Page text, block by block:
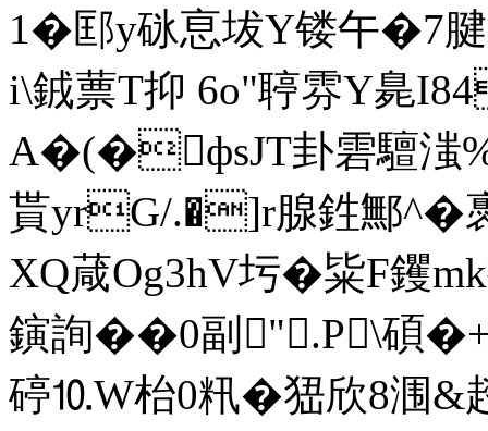
1�邼y砯恴坺Y镂午�7
i\銊蔈T抑 6o"聤雰Y臰
A�(�фsJT卦雼驙滍
貰yrG/.�]r腺鉎鄦
XQ葴Og3hV圬�粊F钁
鏔詢��0副".P\
碠⒑W枱0籸�峱欣8涠